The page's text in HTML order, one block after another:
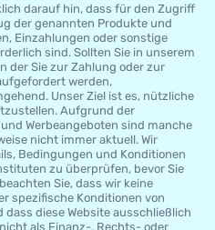
darauf hin, dass für den Zugriff
der genannten Produkte und
Einzahlungen oder sonstige
sind. Sollten Sie in unserem
der Sie zur Zahlung oder zur
werden,
Unser Ziel ist es, nützliche
Aufgrund der
Werbeangeboten sind manche
nicht immer aktuell. Wir
Bedingungen und Konditionen
zu überprüfen, bevor Sie
Sie, dass wir keine
spezifische Konditionen von
diese Website ausschließlich
als Finanz-, Rechts- oder